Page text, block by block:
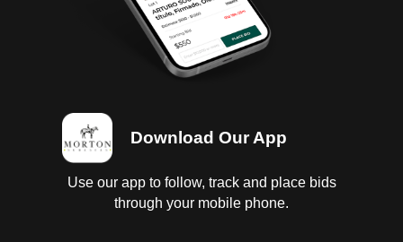
Download Our App
Use our app to follow, track and place bids
through your mobile phone.